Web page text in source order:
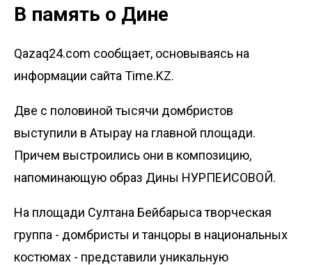
В память о Дине
Qazaq24.com сообщает, основываясь на
информации сайта Time.KZ.
Две с половиной тысячи домбристов
выступили в Атырау на главной площади.
Причем выстроились они в композицию,
напоминающую образ Дины НУРПЕИСОВОЙ.
На площади Султана Бейбарыса творческая
группа - домбристы и танцоры в национальных
костюмах - представили уникальную